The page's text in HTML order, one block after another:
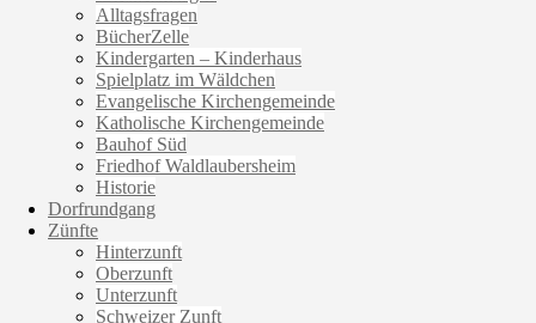
Alltagsfragen
BücherZelle
Kindergarten – Kinderhaus
Spielplatz im Wäldchen
Evangelische Kirchengemeinde
Katholische Kirchengemeinde
Bauhof Süd
Friedhof Waldlaubersheim
Historie
Dorfrundgang
Zünfte
Hinterzunft
Oberzunft
Unterzunft
Schweizer Zunft